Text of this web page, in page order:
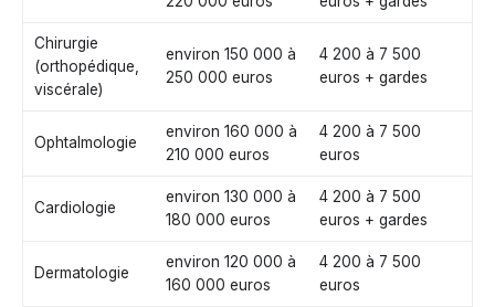
Chirurgie
(orthopédique,
viscérale)
environ 150 000 à
250 000 euros
4 200 à 7 500
euros + gardes
Ophtalmologie
environ 160 000 à
210 000 euros
4 200 à 7 500
euros
Cardiologie
environ 130 000 à
180 000 euros
4 200 à 7 500
euros + gardes
Dermatologie
environ 120 000 à
160 000 euros
4 200 à 7 500
euros